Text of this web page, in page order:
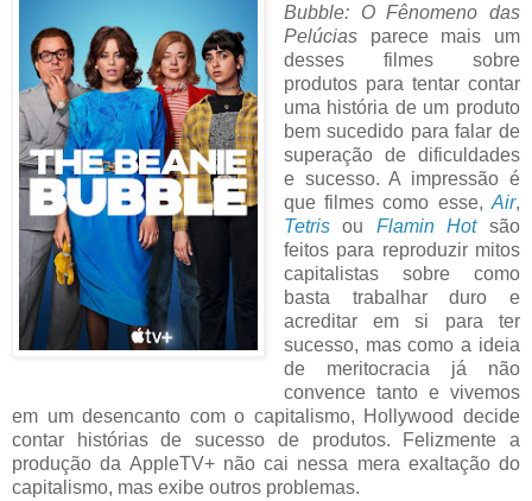
Bubble: O Fênomeno das
Pelúciasparece mais um
desses filmes sobre
produtos para tentar contar
uma história de um produto
bem sucedido para falar de
superação de dificuldades
e sucesso. A impressão é
que filmes como esse, Air,
Tetrisou Flamin Hotsão
feitos para reproduzir mitos
capitalistas sobre como
basta trabalhar duro e
acreditar em si para ter
sucesso, mas como a ideia
de meritocracia já não
convence tanto e vivemos
em um desencanto com o capitalismo, Hollywood decide
contar histórias de sucesso de produtos. Felizmente a
produção da AppleTV+ não cai nessa mera exaltação do
capitalismo, mas exibe outros problemas.